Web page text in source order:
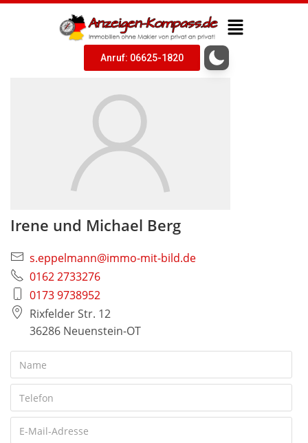
Anruf: 06625-1820
Irene und Michael Berg
s.eppelmann@immo-mit-bild.de
0162 2733276
0173 9738952
Rixfelder Str. 12
36286 Neuenstein-OT